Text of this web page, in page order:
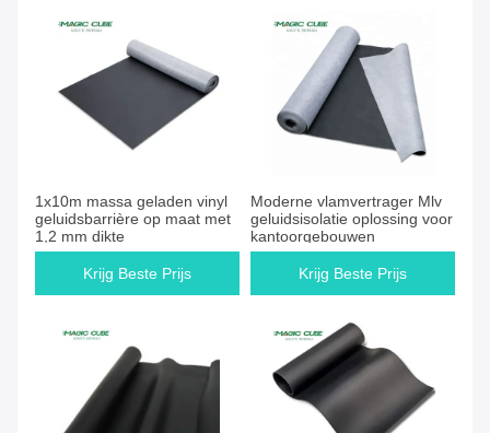
1x10m massa geladen vinyl
geluidsbarrière op maat met
1,2 mm dikte
Krijg Beste Prijs
Moderne vlamvertrager Mlv
geluidsisolatie oplossing voor
kantoorgebouwen
Krijg Beste Prijs